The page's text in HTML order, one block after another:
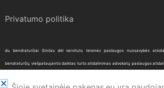
Privatumo politika
du bendraturčiai Ginčas dėl servituto teisinės paslaugos nuosavybės
bendraturčių viešpataujantis daiktas turto atidalinimas advokatų paslaugos